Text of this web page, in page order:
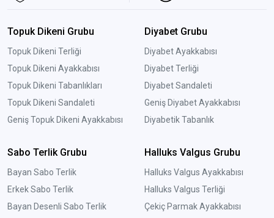
Topuk Dikeni Grubu
Topuk Dikeni Terliği
Topuk Dikeni Ayakkabısı
Topuk Dikeni Tabanlıkları
Topuk Dikeni Sandaleti
Geniş Topuk Dikeni Ayakkabısı
Diyabet Grubu
Diyabet Ayakkabısı
Diyabet Terliği
Diyabet Sandaleti
Geniş Diyabet Ayakkabısı
Diyabetik Tabanlık
Sabo Terlik Grubu
Bayan Sabo Terlik
Erkek Sabo Terlik
Bayan Desenli Sabo Terlik
Halluks Valgus Grubu
Halluks Valgus Ayakkabısı
Halluks Valgus Terliği
Çekiç Parmak Ayakkabısı